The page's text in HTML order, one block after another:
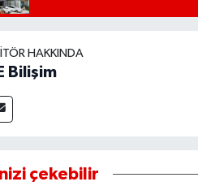
HAKKINDA
Bilişim
çekebilir